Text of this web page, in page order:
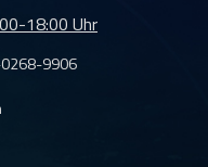
18:00 Uhr
9906